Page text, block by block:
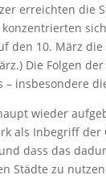
erreichten die
den 10. März
Die Folgen
insbesondere
wieder
als Inbegriff
dass das
Städte zu